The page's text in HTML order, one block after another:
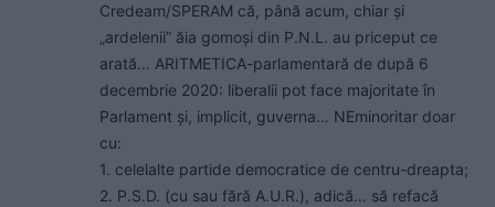
Credeam/SPERAM că, până acum, chiar și
„ardelenii” ăia gomoși din P.N.L. au priceput ce
arată… ARITMETICA-parlamentară de după 6
decembrie 2020: liberalii pot face majoritate în
Parlament și, implicit, guverna… NEminoritar doar
cu:
1. celelalte partide democratice de centru-dreapta;
2. P.S.D. (cu sau fără A.U.R.), adică… să refacă